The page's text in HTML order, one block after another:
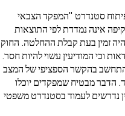
"המפקד הצבאי
נמדדת לפי התוצאות
בעת קבלת ההחלטה. החוק
המודיעין עשוי להיות חסר.
הספציפי של המצב
שמפקדים יוכלו
לעמוד בסטנדרט משפטי